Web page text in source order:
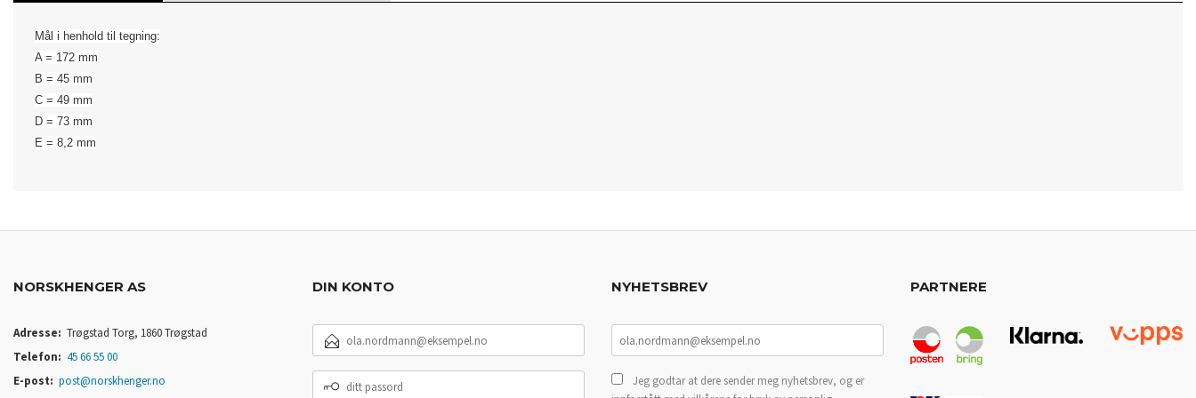
Mål i henhold til tegning:
A = 172 mm
B = 45 mm
C = 49 mm
D = 73 mm
​E = 8,2 mm
NORSKHENGER AS
Adresse: Trøgstad Torg, 1860 Trøgstad
Telefon: 45 66 55 00
E-post: post@norskhenger.no
DIN KONTO
POSTADRESSE
PASSORD
NYHETSBREV
Jeg godtar at dere sender meg nyhetsbrev, og er
PARTNERE